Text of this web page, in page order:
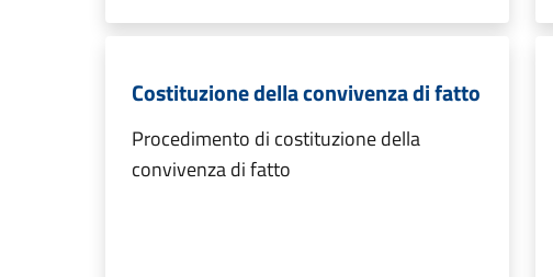
Costituzione della convivenza di fatto
Procedimento di costituzione della
convivenza di fatto